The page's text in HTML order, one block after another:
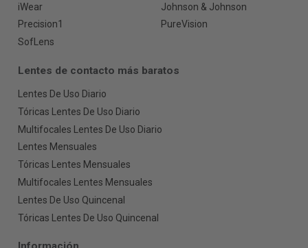
iWear
Johnson & Johnson
Precision1
PureVision
SofLens
Lentes de contacto más baratos
Lentes De Uso Diario
Tóricas Lentes De Uso Diario
Multifocales Lentes De Uso Diario
Lentes Mensuales
Tóricas Lentes Mensuales
Multifocales Lentes Mensuales
Lentes De Uso Quincenal
Tóricas Lentes De Uso Quincenal